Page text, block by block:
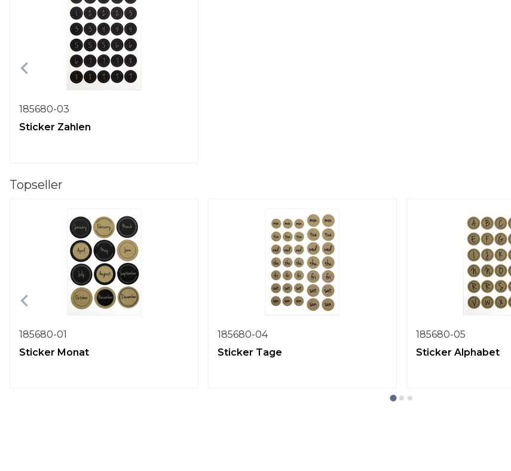
185680-03
Sticker Zahlen
Topseller
185680-01
Sticker Monat
185680-04
Sticker Tage
185680-05
Sticker Alphabet